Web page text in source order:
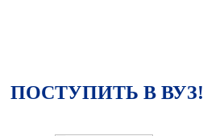
ПОСТУПИТЬ В ВУЗ!